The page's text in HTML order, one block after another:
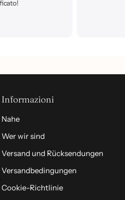
Informazioni
Nahe
Wer wir sind
Versand und Rücksendungen
Versandbedingungen
Cookie-Richtlinie